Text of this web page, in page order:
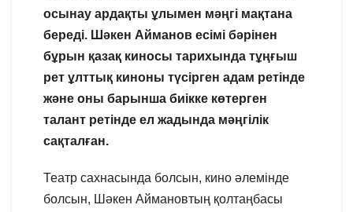
осынау ардақты ұлымен мәңгі мақтана
береді. Шәкен Айманов есімі бәрінен
бұрын қазақ киносы тарихында тұңғыш
рет ұлттық киноны түсірген адам ретінде
және оны барынша биікке көтерген
талант ретінде ел жадында мәңгілік
сақталған.
Театр сахнасында болсын, кино әлемінде
болсын, Шәкен Аймановтың қолтаңбасы